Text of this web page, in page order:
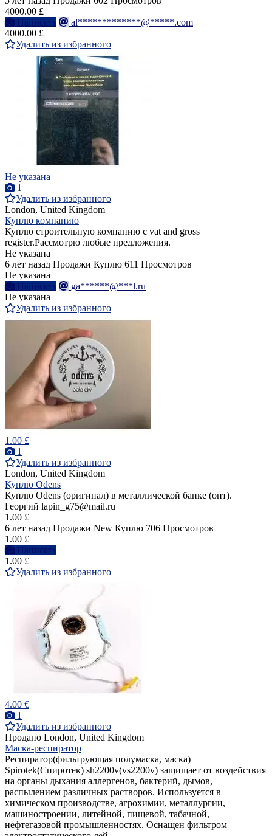
4000.00 £
Написать
al*************@*****.com
4000.00 £
Удалить из избранного
Не указана
1
Удалить из избранного
London, United Kingdom
Куплю компанию
Куплю строительную компанию с vat and gross
register.Рассмотрю любые предложения.
Не указана
6 лет назад Продажи Куплю 611 Просмотров
Не указана
Написать
ga******@***l.ru
Не указана
Удалить из избранного
1.00 £
1
Удалить из избранного
London, United Kingdom
Куплю Odens
Куплю Odens (оригинал) в металлической банке (опт).
Георгий lapin_g75@mail.ru
1.00 £
6 лет назад Продажи New Куплю 706 Просмотров
1.00 £
Написать
1.00 £
Удалить из избранного
4.00 €
1
Удалить из избранного
Продано London, United Kingdom
Маска-респиратор
Респиратор(фильтрующая полумаска, маска)
Spirotek(Спиротек) sh2200v(vs2200v) защищает от воздействия
на органы дыхания аллергенов, бактерий, дымов,
распылением различных растворов. Используется в
химическом производстве, агрохимии, металлургии,
машиностроении, литейной, пищевой, табачной,
нефтегазовой промышленностях. Оснащен фильтром